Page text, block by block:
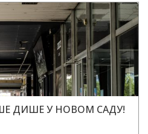
ДИШЕ У НОВОМ САДУ!